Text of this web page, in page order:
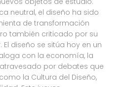
neutral, el diseño ha sido
de transformación
también criticado por su
diseño se sitúa hoy en un
con la economía, la
por debates que
la Cultura del Diseño,